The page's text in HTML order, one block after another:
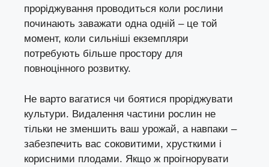
проріджування проводиться коли рослини
починають заважати одна одній – це той
момент, коли сильніші екземпляри
потребують більше простору для
повноцінного розвитку.
Не варто вагатися чи боятися проріджувати
культури. Видалення частини рослин не
тільки не зменшить ваш урожай, а навпаки –
забезпечить вас соковитими, хрусткими і
корисними плодами. Якщо ж проігнорувати